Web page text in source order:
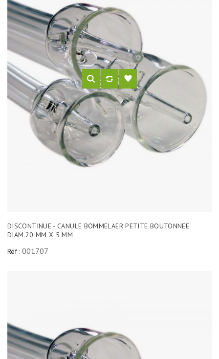
DISCONTINUE - CANULE BOMMELAER PETITE BOUTONNEE
DIAM.20 MM X 5 MM
Réf : 001707